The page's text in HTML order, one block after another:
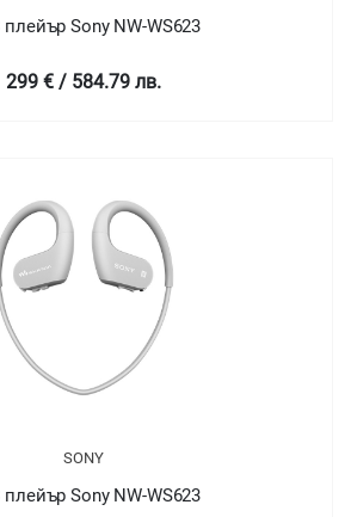
плейър Sony NW-WS623
299 € / 584.79 лв.
SONY
плейър Sony NW-WS623